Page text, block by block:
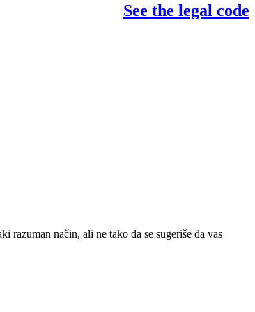
See the legal code
razuman način, ali ne tako da se sugeriše da vas